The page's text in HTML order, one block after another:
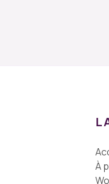
La voix des
À